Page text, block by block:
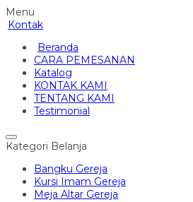
Menu
Kontak
Beranda
CARA PEMESANAN
Katalog
KONTAK KAMI
TENTANG KAMI
Testimonial
Kategori Belanja
Bangku Gereja
Kursi Imam Gereja
Meja Altar Gereja